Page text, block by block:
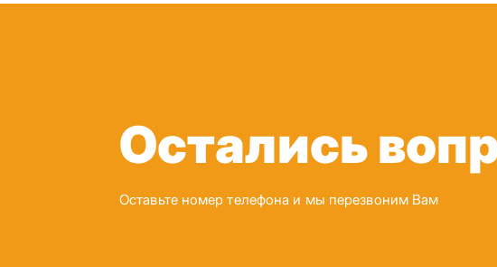
Остались
Оставьте номер телефона и мы перезвоним Вам